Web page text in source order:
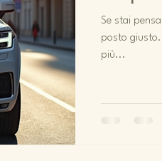
Se stai
posto giusto.
più...